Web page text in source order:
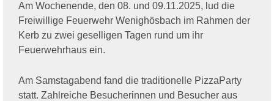
Am Wochenende, den 08. und 09.11.2025, lud die
Freiwillige Feuerwehr Wenighösbach im Rahmen der
Kerb zu zwei geselligen Tagen rund um ihr
Feuerwehrhaus ein.
Am Samstagabend fand die traditionelle PizzaParty
statt. Zahlreiche Besucherinnen und Besucher aus